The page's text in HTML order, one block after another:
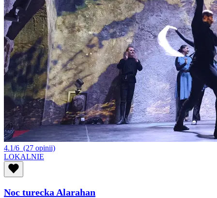
4.1/6 (27 opinii)
LOKALNIE
Noc turecka Alarahan